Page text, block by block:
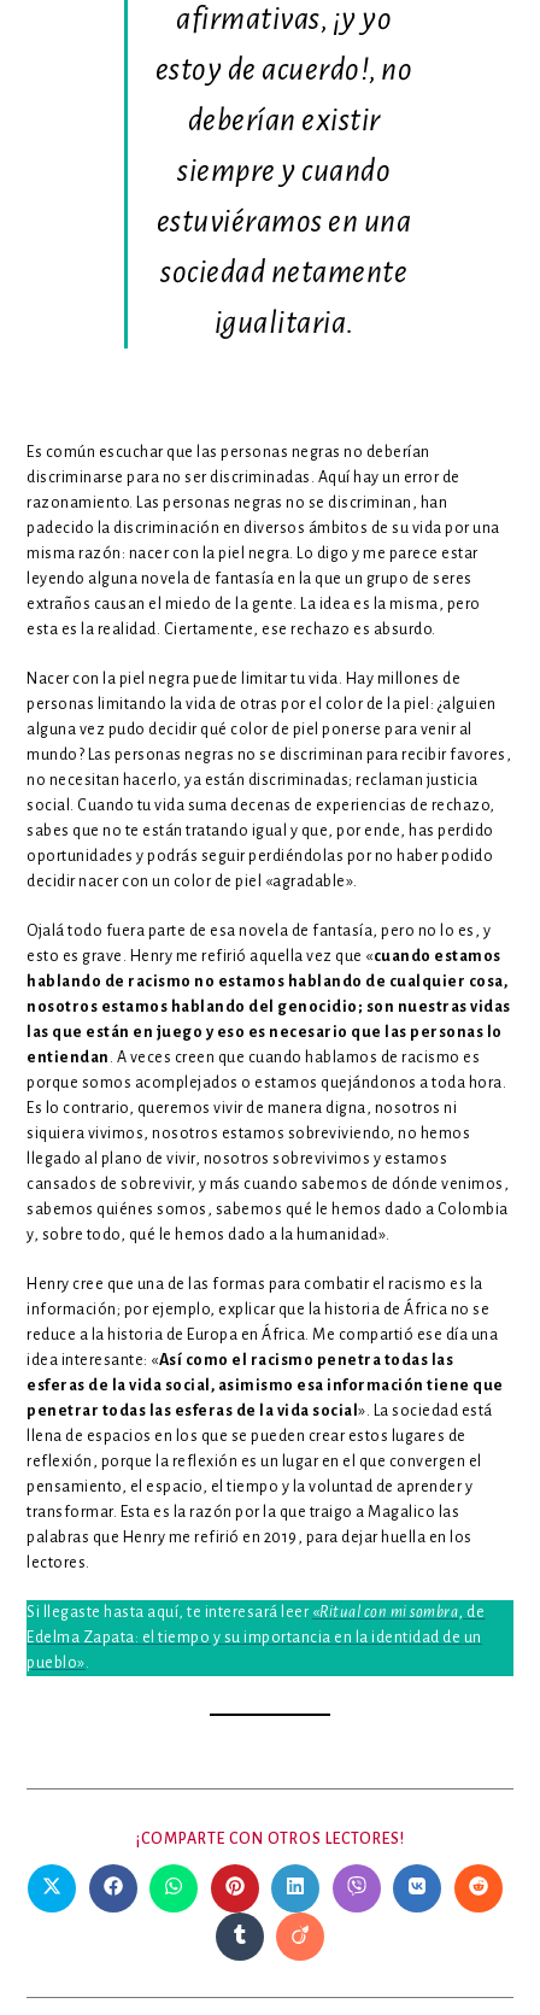
afirmativas, ¡y yo
estoy de acuerdo!, no
deberían existir
siempre y cuando
estuviéramos en una
sociedad netamente
igualitaria.
Es común escuchar que las personas negras no deberían
discriminarse para no ser discriminadas. Aquí hay un error de
razonamiento. Las personas negras no se discriminan, han
padecido la discriminación en diversos ámbitos de su vida por una
misma razón: nacer con la piel negra. Lo digo y me parece estar
leyendo alguna novela de fantasía en la que un grupo de seres
extraños causan el miedo de la gente. La idea es la misma, pero
esta es la realidad. Ciertamente, ese rechazo es absurdo.
Nacer con la piel negra puede limitar tu vida. Hay millones de
personas limitando la vida de otras por el color de la piel: ¿alguien
alguna vez pudo decidir qué color de piel ponerse para venir al
mundo? Las personas negras no se discriminan para recibir favores,
no necesitan hacerlo, ya están discriminadas; reclaman justicia
social. Cuando tu vida suma decenas de experiencias de rechazo,
sabes que no te están tratando igual y que, por ende, has perdido
oportunidades y podrás seguir perdiéndolas por no haber podido
decidir nacer con un color de piel «agradable».
Ojalá todo fuera parte de esa novela de fantasía, pero no lo es, y
esto es grave. Henry me refirió aquella vez que «cuando estamos
hablando de racismo no estamos hablando de cualquier cosa,
nosotros estamos hablando del genocidio; son nuestras vidas
las que están en juego y eso es necesario que las personas lo
entiendan . A veces creen que cuando hablamos de racismo es
porque somos acomplejados o estamos quejándonos a toda hora.
Es lo contrario, queremos vivir de manera digna, nosotros ni
siquiera vivimos, nosotros estamos sobreviviendo, no hemos
llegado al plano de vivir, nosotros sobrevivimos y estamos
cansados de sobrevivir, y más cuando sabemos de dónde venimos,
sabemos quiénes somos, sabemos qué le hemos dado a Colombia
y, sobre todo, qué le hemos dado a la humanidad».
Henry cree que una de las formas para combatir el racismo es la
información; por ejemplo, explicar que la historia de África no se
reduce a la historia de Europa en África. Me compartió ese día una
idea interesante: «Así como el racismo penetra todas las
esferas de la vida social, asimismo esa información tiene que
penetrar todas las esferas de la vida social». La sociedad está
llena de espacios en los que se pueden crear estos lugares de
reflexión, porque la reflexión es un lugar en el que convergen el
pensamiento, el espacio, el tiempo y la voluntad de aprender y
transformar. Esta es la razón por la que traigo a Magalico las
palabras que Henry me refirió en 2019, para dejar huella en los
lectores.
Si llegaste hasta aquí, te interesará leer «Ritual con mi sombra, de
Edelma Zapata: el tiempo y su importancia en la identidad de un
pueblo».
¡COMPARTE CON OTROS LECTORES!
ESTE
CONTENIDO
Se
abre
Se
abre
Se
abre
Se
abre
en
una
nueva
Se
abre
en
una
nueva
Se
abre
Se
abre
Se
abre
Se
abre
una
Se
abre
una